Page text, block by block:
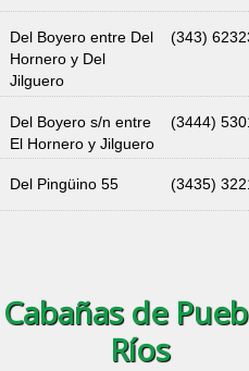
Del Boyero entre Del
Hornero y Del
Jilguero
(343)
Del Boyero s/n entre
El Hornero y Jilguero
(3444)
Del Pingüino 55 (3435)
de
Ríos